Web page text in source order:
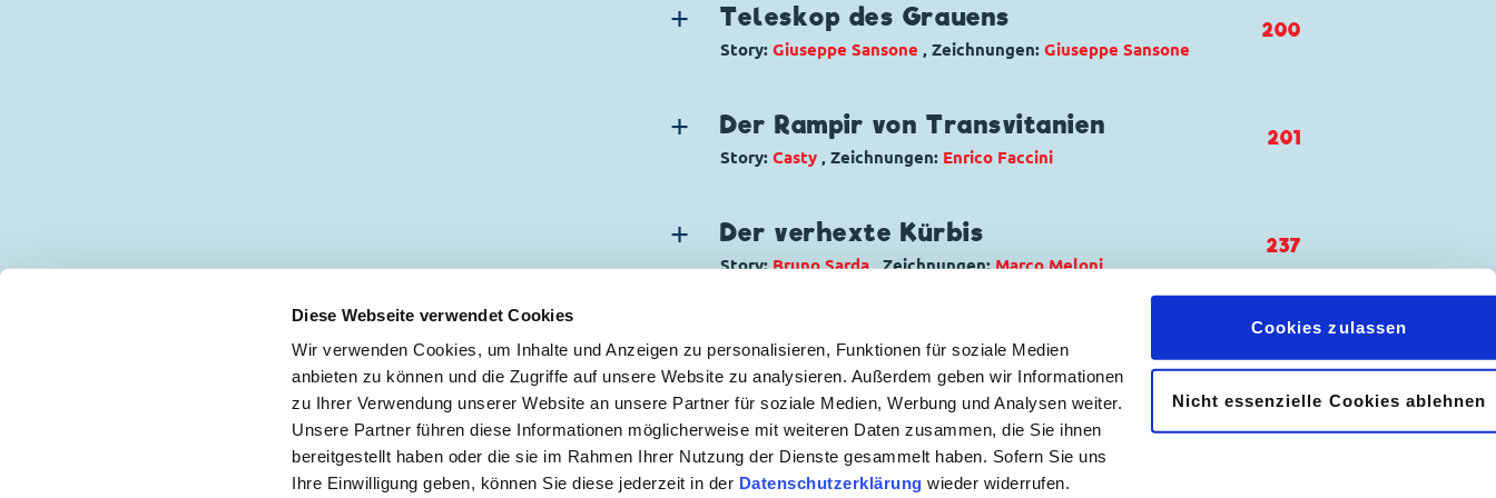
Diese Webseite verwendet Cookies
Wir verwenden Cookies, um Inhalte und Anzeigen zu personalisieren, Funktionen für soziale Medien
anbieten zu können und die Zugriffe auf unsere Website zu analysieren. Außerdem geben wir Informationen
zu Ihrer Verwendung unserer Website an unsere Partner für soziale Medien, Werbung und Analysen weiter.
Unsere Partner führen diese Informationen möglicherweise mit weiteren Daten zusammen, die Sie ihnen
bereitgestellt haben oder die sie im Rahmen Ihrer Nutzung der Dienste gesammelt haben. Sofern Sie uns
Ihre Einwilligung geben, können Sie diese jederzeit in der Datenschutzerklärung wieder widerrufen.
Cookies zulassen
Nicht essenzielle Cookies ablehnen
Ursprung: Italien
Erstveröffentlichung:
24.07.2012
Charaktere:Dagobert Duck
Code: I TL 3044-6
Originaltitel: Zio Paperone e il mostro di Golden Creek
Erstveröffentlichung:01.04.2014
Teleskop des Grauens
Story: Giuseppe Sansone , Zeichnungen: Giuseppe Sansone
Charaktere:Oma Dorette Duck
Code: I TL 2938-02
Originaltitel: Telescopio da paura
Erstveröffentlichung: 20.03.2012
200
Der Rampir von Transvitanien
Story: Casty, Zeichnungen: Enrico Faccini
Charaktere:Goofy,Micky Maus
Seitenanzahl: 36
201
Der verhexte Kürbis
Story:Bruno Sarda, Zeichnungen:Marco Meloni
Code: I TL 3231-3
Originaltitel: Zio Paperone e la zucca magica
Ursprung: Italien
Seitenanzahl: 18
237
Keine Neuigkeiten mehr verpassen! 🖋 ZUR NEWSLETTER ANMELDUNG
𝖿 📷